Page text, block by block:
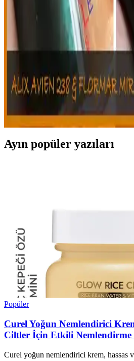
Trendler ve Uygulama İpuçları
Türkiye’de oje ve manikür
teknikleri ve evde kolay uygulama
Alix Avien ve Flormar Oje
Formül ve Kullanım Özellikleri
Alix Avien ve Flormar ojeler, renk,
farklı avantajlar sunar. Uygun fiyatlı ve
ve ihtiyaca uygun ürünler bulunur.
Ayın popüler yazıları
Popüler
Curel Yoğun Nemlendirici
Ciltler İçin Etkili Nemlendirme
Curel yoğun nemlendirici krem, hassas